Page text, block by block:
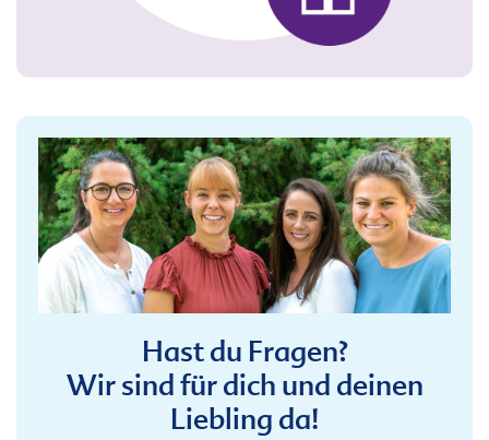
Hast du Fragen?
Wir sind für dich und deinen
Liebling da!